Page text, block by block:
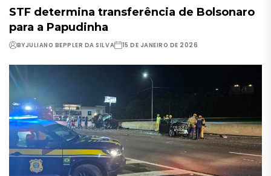
STF determina transferência de Bolsonaro
para a Papudinha
BYJULIANO BEPPLER DA SILVA 15 DE JANEIRO DE 2026